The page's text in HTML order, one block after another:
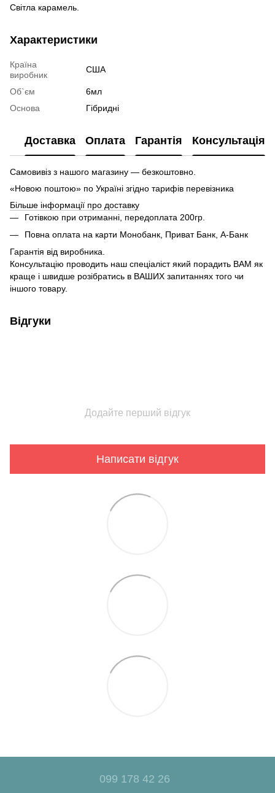
Світла карамель.
Характеристики
Країна
виробник
США
Об`єм
6мл
Основа
Гібридні
Доставка Оплата Гарантія Консультація
Самовивіз з нашого магазину — безкоштовно.
«Новою поштою» по Україні згідно тарифів перевізника
Більше інформації про доставку
Готівкою при отриманні, передоплата 200гр.
Повна оплата на карти Монобанк, Приват Банк, А-Банк
Гарантія від виробника.
Консультацію проводить наш спеціаліст який порадить ВАМ як
краще і швидше розібратись в ВАШИХ запитаннях того чи
іншого товару.
Відгуки
Додайте перший відгук
Написати відгук
099 178 42 26